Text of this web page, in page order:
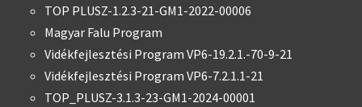
TOP PLUSZ-1.2.3-21-GM1-2022-00006
Magyar Falu Program
Vidékfejlesztési Program VP6-19.2.1.-70-9-21
Vidékfejlesztési Program VP6-7.2.1.1-21
TOP_PLUSZ-3.1.3-23-GM1-2024-00001